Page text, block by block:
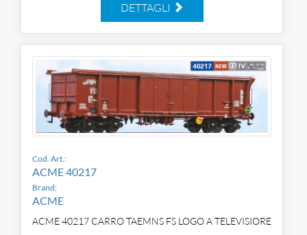
DETTAGLI
Cod. Art.:
ACME 40217
Brand:
ACME
ACME 40217 CARRO TAEMNS FS LOGO A TELEVISIORE